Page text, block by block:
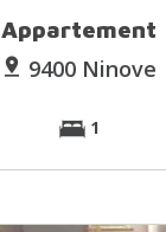
Appartement
9400 Ninove
1